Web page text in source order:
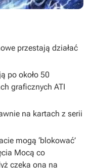
przestają działać
po około 50
graficznych ATI
na kartach z serii
mogą ‘blokować’
Mocą co
czeka ona na